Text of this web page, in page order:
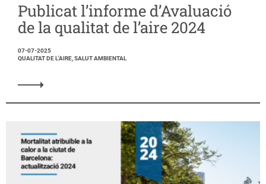
Publicat l’informe d’Avaluació
de la qualitat de l’aire 2024
07-07-2025
QUALITAT DE L'AIRE, SALUT AMBIENTAL